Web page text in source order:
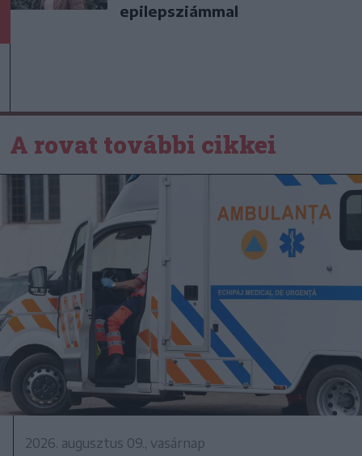
epilepsziámmal
A rovat további cikkei
2026. augusztus 09., vasárnap